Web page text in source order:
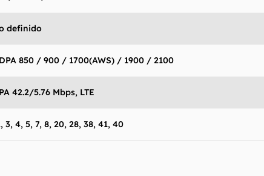
definido
850 / 900 / 1700(AWS) / 1900 / 2100
42.2/5.76 Mbps, LTE
3, 4, 5, 7, 8, 20, 28, 38, 41, 40